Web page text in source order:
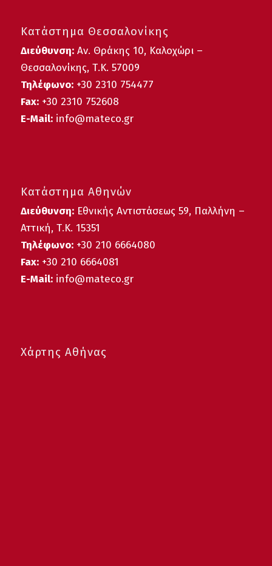
Κατάστημα Θεσσαλονίκης
Διεύθυνση:Αν. Θράκης 10, Καλοχώρι –
Θεσσαλονίκης, Τ.Κ. 57009
Τηλέφωνο:+30 2310 754477
Fax:+30 2310 752608
E-Mail:info@mateco.gr
Κατάστημα Αθηνών
Διεύθυνση:Εθνικής Αντιστάσεως 59, Παλλήνη –
Αττική, Τ.Κ. 15351
Τηλέφωνο: +30 210 6664080
Fax:+30 210 6664081
E-Mail: info@mateco.gr
Χάρτης Αθήνας